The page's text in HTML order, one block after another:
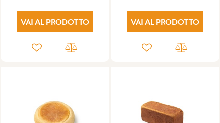
VAI AL PRODOTTO VAI AL PRODOTTO